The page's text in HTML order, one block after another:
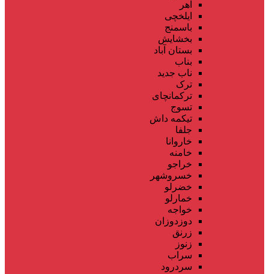
اهر
ایلخچی
باسمنج
بخشایش
بستان آباد
بناب
ناب جدید
ترک
ترکمانچای
تسوج
تیکمه داش
جلفا
خاروانا
خامنه
خراجو
خسروشهر
خضرلو
خمارلو
خواجه
دوزدوزان
زرنق
زنوز
سراب
سردرود